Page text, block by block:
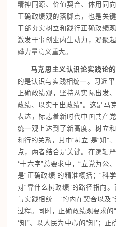
精神同源、价值契合、体用同
正确政绩观的落脚点，也是关
干部夯实树立和践行正确政绩
激发干事创业内生动力，凝聚
礴力量意义重大。
马克思主义认识论实践论
的是认识与实践相统一。习近
正确政绩观，坚持从实际出发
政绩、以实干出政绩”。这是马
表达，标志着新时代中国共产
统一观上达到了新高度。树立
和行的关系，其中“树立”是“知”
点，两者结合是关键。在逻辑
“十六字”总要求中，“立党为公
是“正确政绩”的精准概括；“科
对“靠什么树政绩”的路径指向
与实践相统一”的内在契合以
过程。同时，正确政绩观要求的
“知”、以人民为中心的“知”；正